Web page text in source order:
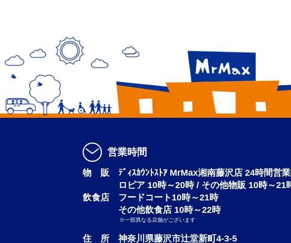
営業時間
物 販 ﾃﾞｨｽｶｳﾝﾄｽﾄｱ MrMax湘南藤沢店 24時間営業
ロピア 10時～20時 / その他物販 10時～21
飲食店 フードコート10時～21時
その他飲食店 10時～22時
※一部異なる店舗がございます
住 所 神奈川県藤沢市辻堂新町4-3-5